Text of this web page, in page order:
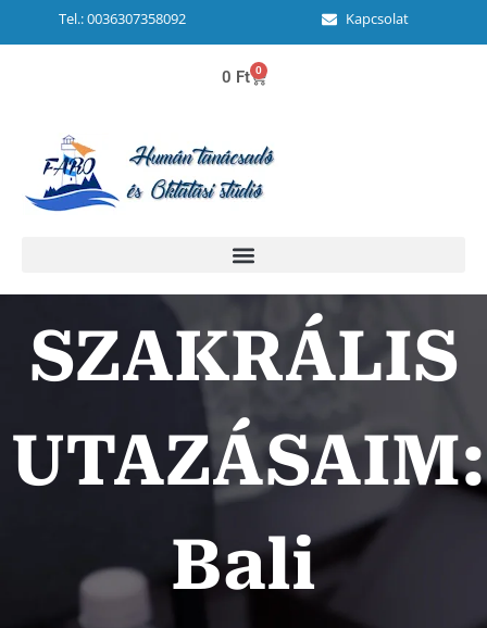
Tel.: 0036307358092 Kapcsolat
0 Ft 0
SZAKRÁLIS
UTAZÁSAIM:
Bali